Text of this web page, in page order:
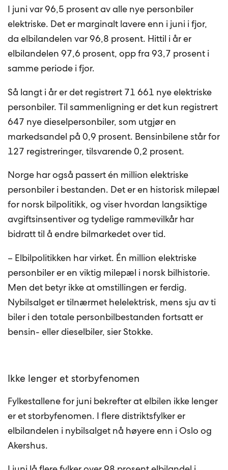
I juni var 96,5 prosent av alle nye personbiler
elektriske. Det er marginalt lavere enn i juni i fjor,
da elbilandelen var 96,8 prosent. Hittil i år er
elbilandelen 97,6 prosent, opp fra 93,7 prosent i
samme periode i fjor.
Så langt i år er det registrert 71 661 nye elektriske
personbiler. Til sammenligning er det kun registrert
647 nye dieselpersonbiler, som utgjør en
markedsandel på 0,9 prosent. Bensinbilene står for
127 registreringer, tilsvarende 0,2 prosent.
Norge har også passert én million elektriske
personbiler i bestanden. Det er en historisk milepæl
for norsk bilpolitikk, og viser hvordan langsiktige
avgiftsinsentiver og tydelige rammevilkår har
bidratt til å endre bilmarkedet over tid.
– Elbilpolitikken har virket. Én million elektriske
personbiler er en viktig milepæl i norsk bilhistorie.
Men det betyr ikke at omstillingen er ferdig.
Nybilsalget er tilnærmet helelektrisk, mens sju av ti
biler i den totale personbilbestanden fortsatt er
bensin- eller dieselbiler, sier Stokke.
Ikke lenger et storbyfenomen
Fylkestallene for juni bekrefter at elbilen ikke lenger
er et storbyfenomen. I flere distriktsfylker er
elbilandelen i nybilsalget nå høyere enn i Oslo og
Akershus.